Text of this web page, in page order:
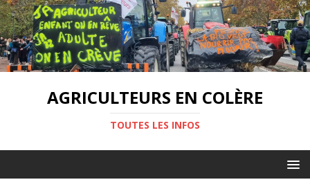
AGRICULTEURS EN COLÈRE
TOUTES LES INFOS